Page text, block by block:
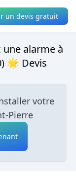
un devis gratuit
une alarme à
🌟 Devis
votre
Pierre